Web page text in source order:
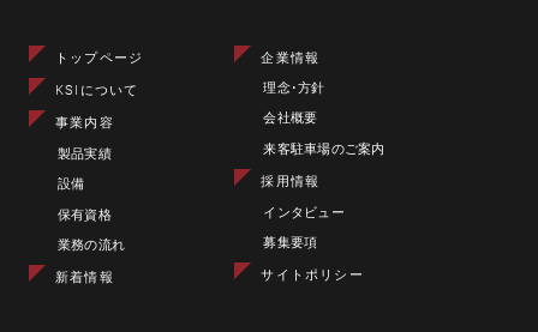
トップページ
KSIについて
事業内容
製品実績
設備
保有資格
業務の流れ
新着情報
企業情報
理念･方針
会社概要
来客駐車場のご案内
採用情報
インタビュー
募集要項
サイトポリシー